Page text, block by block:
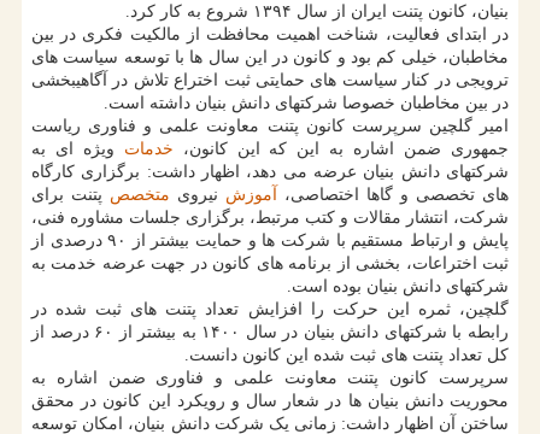
بنیان، کانون پتنت ایران از سال ۱۳۹۴ شروع به کار کرد.
در ابتدای فعالیت، شناخت اهمیت محافظت از مالکیت فکری در بین
مخاطبان، خیلی کم بود و کانون در این سال ها با توسعه سیاست های
ترویجی در کنار سیاست های حمایتی ثبت اختراع تلاش در آگاهی‎بخشی
در بین مخاطبان خصوصا شرکتهای دانش بنیان داشته است.
امیر گلچین سرپرست کانون پتنت معاونت علمی و فناوری ریاست
جمهوری ضمن اشاره به این که این کانون، خدمات ویژه ای به
شرکتهای دانش بنیان عرضه می دهد، اظهار داشت: برگزاری کارگاه
های تخصصی و گاها اختصاصی،
آموزش نیروی متخصص پتنت برای
شرکت، انتشار مقالات و کتب مرتبط، برگزاری جلسات مشاوره فنی،
پایش و ارتباط مستقیم با شرکت ها و حمایت بیشتر از ۹۰ درصدی از
ثبت اختراعات، بخشی از برنامه های کانون در جهت عرضه خدمت به
شرکتهای دانش بنیان بوده است.
گلچین، ثمره این حرکت را افزایش تعداد پتنت های ثبت شده در
رابطه با شرکتهای دانش بنیان در سال ۱۴۰۰ به بیشتر از ۶۰ درصد از
کل تعداد پتنت های ثبت شده این کانون دانست.
سرپرست کانون پتنت معاونت علمی و فناوری ضمن اشاره به
محوریت دانش بنیان ها در شعار سال و رویکرد این کانون در محقق
ساختن آن اظهار داشت: زمانی یک شرکت دانش بنیان، امکان توسعه